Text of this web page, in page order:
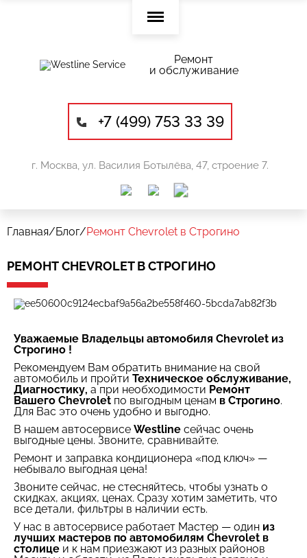
Ремонт
и обслуживание
+7 (499) 753 33 39
г. Москва, ул. Василия Ботылёва, 47, строение 7.
Главная/Блог/Ремонт Chevrolet в Строгино
РЕМОНТ CHEVROLET В СТРОГИНО
Уважаемые Владельцы автомобиля Chevrolet из
Строгино !
Рекомендуем Вам обратить внимание на свой
автомобиль и пройти Техническое обслуживание,
Диагностику, а при необходимости Ремонт
Вашего Chevrolet по выгодным ценам в Строгино.
Для Вас это очень удобно и выгодно.
В нашем автосервисе Westline сейчас очень
выгодные цены. Звоните, сравнивайте.
Ремонт и заправка кондиционера «под ключ» —
небывало выгодная цена!
Звоните сейчас, не стесняйтесь, чтобы узнать о
скидках, акциях, ценах. Сразу хотим заметить, что
все детали, фильтры в наличии есть.
У нас в автосервисе работает Мастер — один из
лучших мастеров по автомобилям Chevrolet в
столице и к нам приезжают из разных районов